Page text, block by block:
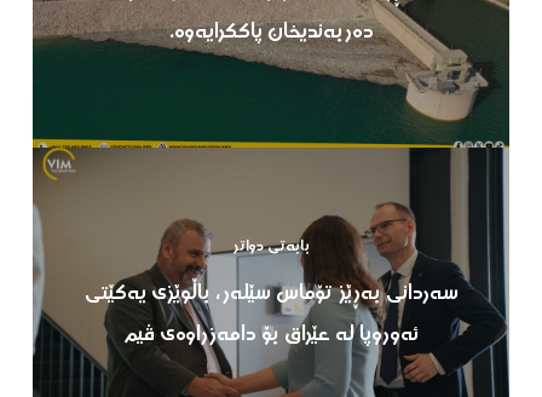
دەربەندیخان پاککرایەوە.
بابەتی دواتر
سەردانی بەڕێز تۆماس سێلەر، باڵوێزی یەکێتی
ئەوروپا لە عێراق بۆ دامەزراوەی ڤیم